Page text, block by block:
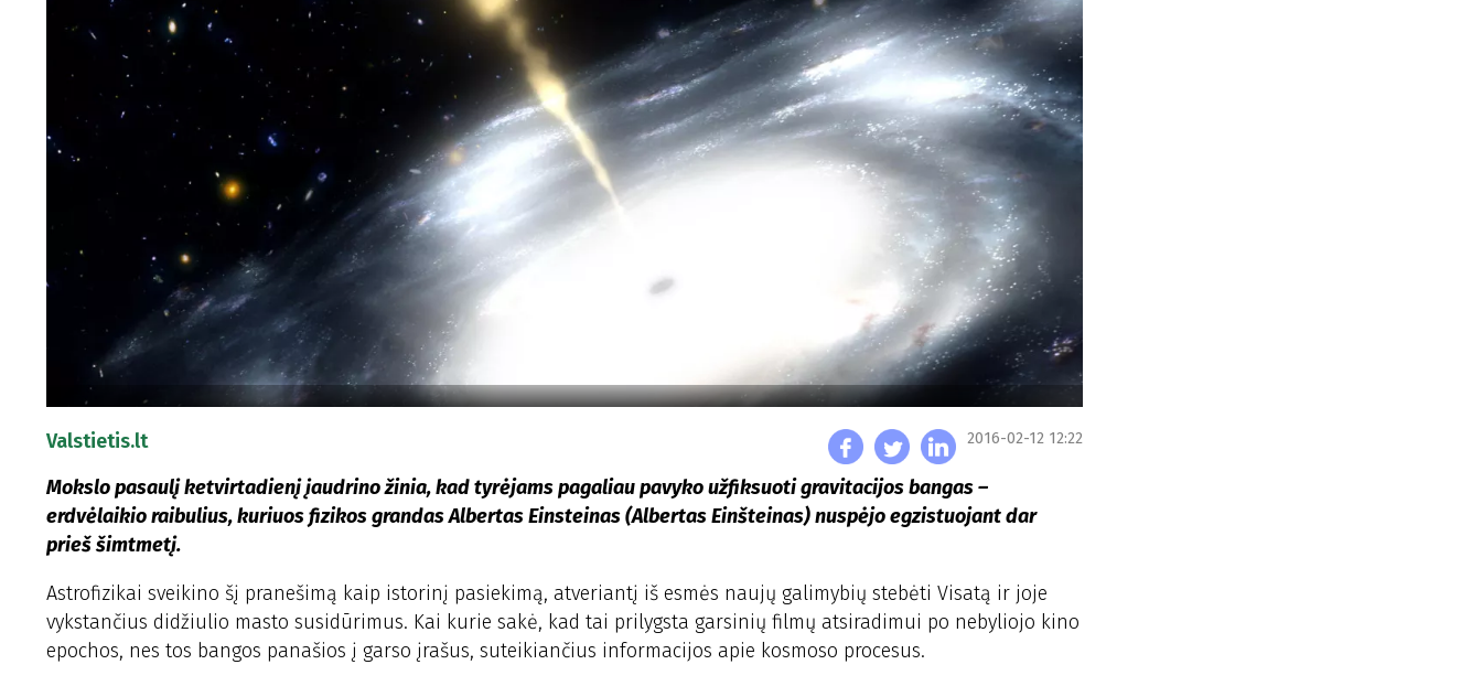
Valstietis.lt 2016-02-12 12:22
Mokslo pasaulį ketvirtadienį įaudrino žinia, kad tyrėjams pagaliau pavyko užfiksuoti gravitacijos bangas –
erdvėlaikio raibulius, kuriuos fizikos grandas Albertas Einsteinas (Albertas Einšteinas) nuspėjo egzistuojant dar
prieš šimtmetį.
Astrofizikai sveikino šį pranešimą kaip istorinį pasiekimą, atveriantį iš esmės naujų galimybių stebėti Visatą ir joje
vykstančius didžiulio masto susidūrimus. Kai kurie sakė, kad tai prilygsta garsinių filmų atsiradimui po nebyliojo kino
epochos, nes tos bangos panašios į garso įrašus, suteikiančius informacijos apie kosmoso procesus.